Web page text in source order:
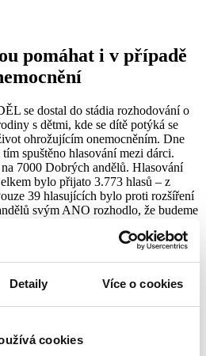
Detaily Více o cookies
cookies
pomáhat i v případě
se dostal do stádia rozhodování o
s dětmi, kde se dítě potýká se
ohrožujícím onemocněním. Dne
spuštěno hlasování mezi dárci.
7000 Dobrých andělů. Hlasování
bylo přijato 3.773 hlasů – z
39 hlasujících bylo proti rozšíření
svým ANO rozhodlo, že budeme
tísně. Podrobnější informace o